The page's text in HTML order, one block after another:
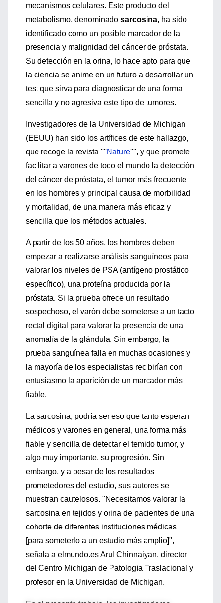
mecanismos celulares. Este producto del
metabolismo, denominado sarcosina, ha sido
identificado como un posible marcador de la
presencia y malignidad del cáncer de próstata.
Su detección en la orina, lo hace apto para que
la ciencia se anime en un futuro a desarrollar un
test que sirva para diagnosticar de una forma
sencilla y no agresiva este tipo de tumores.
Investigadores de la Universidad de Michigan
(EEUU) han sido los artífices de este hallazgo,
que recoge la revista ''''Nature'''', y que promete
facilitar a varones de todo el mundo la detección
del cáncer de próstata, el tumor más frecuente
en los hombres y principal causa de morbilidad
y mortalidad, de una manera más eficaz y
sencilla que los métodos actuales.
A partir de los 50 años, los hombres deben
empezar a realizarse análisis sanguíneos para
valorar los niveles de PSA (antígeno prostático
específico), una proteína producida por la
próstata. Si la prueba ofrece un resultado
sospechoso, el varón debe someterse a un tacto
rectal digital para valorar la presencia de una
anomalía de la glándula. Sin embargo, la
prueba sanguínea falla en muchas ocasiones y
la mayoría de los especialistas recibirían con
entusiasmo la aparición de un marcador más
fiable.
La sarcosina, podría ser eso que tanto esperan
médicos y varones en general, una forma más
fiable y sencilla de detectar el temido tumor, y
algo muy importante, su progresión. Sin
embargo, y a pesar de los resultados
prometedores del estudio, sus autores se
muestran cautelosos. "Necesitamos valorar la
sarcosina en tejidos y orina de pacientes de una
cohorte de diferentes instituciones médicas
[para someterlo a un estudio más amplio]",
señala a elmundo.es Arul Chinnaiyan, director
del Centro Michigan de Patología Traslacional y
profesor en la Universidad de Michigan.